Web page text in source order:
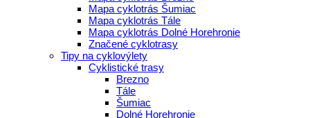
Mapa cyklotrás Šumiac
Mapa cyklotrás Tále
Mapa cyklotrás Dolné Horehronie
Značené cyklotrasy
Tipy na cyklovýlety
Cyklistické trasy
Brezno
Tále
Šumiac
Dolné Horehronie